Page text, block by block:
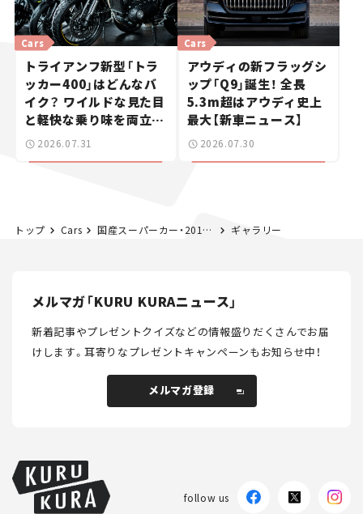
トライアンフ新型「トラ
ッカー400」はどんなバ
イク？ ワイルドな見た目
と軽快な乗り味を両立し
た400ccフラットトラッ
Cars
2026.07.31
アウディの新フラッグシ
ップ「Q9」誕生！ 全長
5.3m超はアウディ史上
最大【新車ニュース】
Cars
2026.07.30
トップ Cars 国産スーパーカー・2019-20まとめ：GT-R&NSX+トヨタのハイパーカー ギャラリー
メルマガ「KURU KURAニュース」
新着記事やプレゼントクイズなどの情報盛りだくさんでお届
けします。耳寄りなプレゼントキャンペーンもお知らせ中！
メルマガ登録
follow us